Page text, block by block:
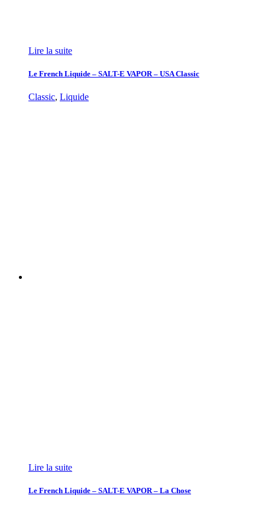
Lire la suite
Le French Liquide – SALT-E VAPOR – USA Classic
Classic, Liquide
Lire la suite
Le French Liquide – SALT-E VAPOR – La Chose